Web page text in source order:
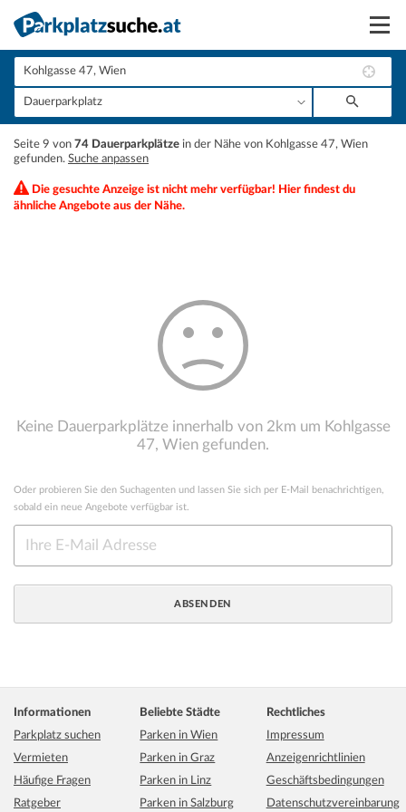
Suchen
Vermieten
Anmelden
Seite 9 von 74 Dauerparkplätze in der Nähe von Kohlgasse 47, Wien
gefunden. Suche anpassen
Die gesuchte Anzeige ist nicht mehr verfügbar! Hier findest du
ähnliche Angebote aus der Nähe.
Keine Dauerparkplätze innerhalb von 2km um Kohlgasse
47, Wien gefunden.
Oder probieren Sie den Suchagenten und lassen Sie sich per E-Mail benachrichtigen,
sobald ein neue Angebote verfügbar ist.
Informationen
Parkplatz suchen
Vermieten
Häufige Fragen
Ratgeber
Beliebte Städte
Parken in Wien
Parken in Graz
Parken in Linz
Parken in Salzburg
Rechtliches
Impressum
Anzeigenrichtlinien
Geschäftsbedingungen
Datenschutzvereinbarung
+
−